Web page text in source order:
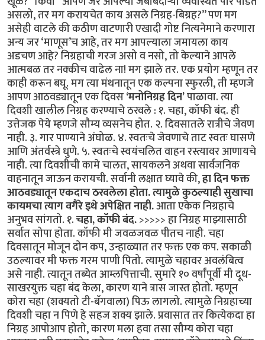
असलो, तर मग करायचेत काय असले निग्रह-बिग्रह?” पण मग
असेही वाटले की कठीण वाटणारी एखादी गोष्ट नित्यनेमाने करणारा
अन्य जर ‘माणूस’च आहे, तर मग आपल्याला जमायला काय
अडचण आहे? निग्रहाची गरज असो व नसो, तो केल्याने आपले
आत्मबळ तर नक्कीच वाढेल ना! मग झाले तर. एक प्रयोग म्हणून तर
काही करून बघू. मग त्या मंथनातून एक कल्पना स्फुरली, ती म्हणजे
आपण आठवड्यातून एक दिवस‘मनोनिग्रह दिन’पाळावा. त्या
दिवशी खालील निग्रह करण्याचे ठरवले : १. चहा, कॉफी बंद. ही
उत्तेजक पेये म्हणजे सौम्य व्यसनेच होत. २. दिवसातले रात्रीचे जेवण
नाही. ३. गार पाण्याने अंघोळ. ४. स्वतःचे जेवणाचे ताट स्वतः घासणे
आणि अंतर्वस्त्रे धुणे. ५. स्वतःचे स्वयंचलित वाहन रस्त्यावर आणायचे
नाही. त्या दिवशीची कामे चालत, सायकलने अथवा सार्वजनिक
वाहनातून जाऊन करायची. सर्वानी लक्षात घ्यावे की,हा दिन फक्त
आठवड्यातून एकदाच ठरवलेला होता. त्यामुळे कुठल्याही सुखाचा
कायमचा त्याग वगैरे इथे अपेक्षित नाही.आता एकेक निग्रहाचे
अनुभव सांगतो. १.चहा, कॉफी बंद.>>>>> हा निग्रह माझ्यासाठी
सर्वात सोपा होता. कॉफी मी जवळजवळ पीतच नाही. चहा
दिवसातून मोजून दोन कप, उन्हाळ्यात तर फक्त एक कप. सकाळी
उठल्यावर मी फक्त गरम पाणी पितो. त्यामुळे चहावर अवलंबित्व
असे नाही. त्यातून तब्येत आम्लपित्ताची. सुमारे १० वर्षांपूर्वी मी दूध-
साखरयुक्त चहा बंद केला, कारण याने त्रास जास्त होतो. म्हणून
कोरा चहा (शक्यतो टी-बॅगवाला) पिऊ लागलो. त्यामुळे निग्रहाच्या
दिवशी चहा न पिणे हे सहज शक्य झाले. प्रवासात तर कित्येकदा हा
निग्रह आपोआप होतो, कारण मला हवा तसा सौम्य कोरा चहा